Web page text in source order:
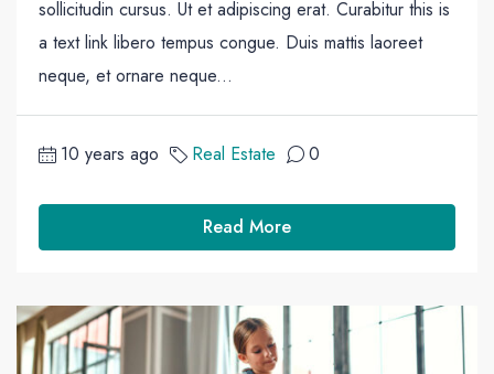
sollicitudin cursus. Ut et adipiscing erat. Curabitur this is
a text link libero tempus congue. Duis mattis laoreet
neque, et ornare neque...
10 years ago Real Estate 0
Read More